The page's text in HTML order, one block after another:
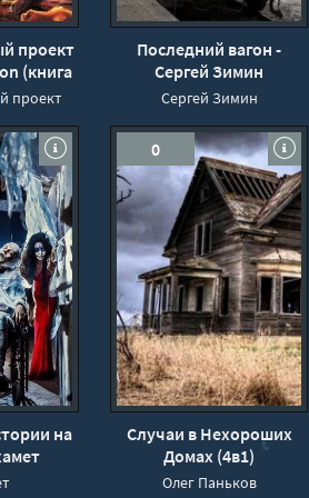
проект
(книга
проект
Последний вагон -
Сергей Зимин
Сергей Зимин
на
0
Случаи в Нехороших
Домах (4в1)
Олег Паньков